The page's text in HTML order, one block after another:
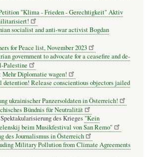
"Klima - Frieden - Gerechtigkeit" Aktiv
socialist and anti-war activist Bogdan
for Peace list, November 2023
government to advocate for a ceasefire and de-
Palestine
Mehr Diplomatie wagen!
detention! Release conscientious objectors jailed
ukrainischer Panzersoldaten in Österreich!
Bündnis für Neutralität
des Krieges "Kein
beim Musikfestival von San Remo"
des Journalismus in Österreich
Military Pollution from Climate Agreements